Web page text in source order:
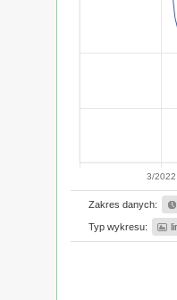
3/2022
Zakres danych:
Typ wykresu: